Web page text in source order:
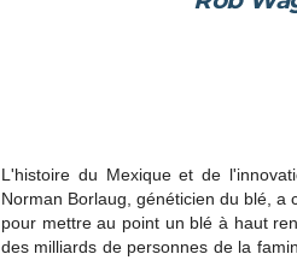
L'histoire du Mexique et de
Norman Borlaug, généticien du blé, a
pour mettre au point un blé à haut
des milliards de personnes de la